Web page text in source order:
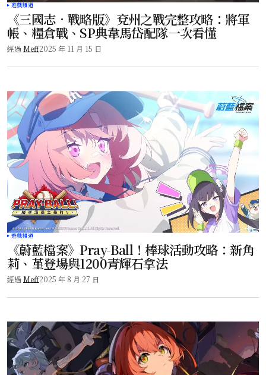
遊戲頻道
《三國志．戰略版》兗州之戰完整攻略：將軍
帳、糧倉戰、SP典韋馬岱配隊一次看懂
經過 Meff2025 年 11 月 15 日
遊戲頻道
《蔚藍檔案》Pray-Ball！棒球活動攻略：新角
莉、堇登場與1200青輝石拿法
經過 Meff2025 年 8 月 27 日